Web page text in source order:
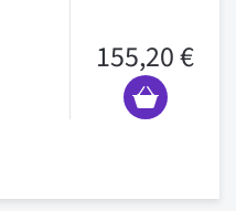
155,20 €